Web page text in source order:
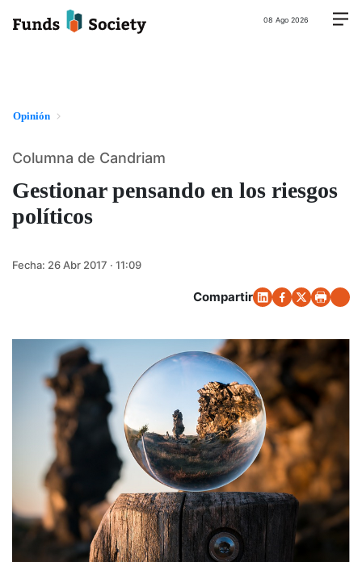
08 Ago 2026
Opinión
Gestionar pensando en los riesgos
políticos
Columna de Candriam
Fecha: 26 Abr 2017 · 11:09
Compartir